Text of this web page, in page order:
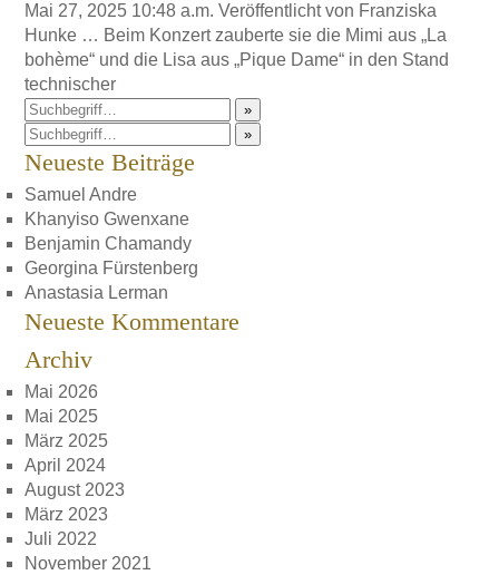
Mai 27, 2025 10:48 a.m. Veröffentlicht von Franziska
Hunke … Beim Konzert zauberte sie die Mimi aus „La
bohème“ und die Lisa aus „Pique Dame“ in den Stand
technischer
»
»
Neueste Beiträge
Samuel Andre
Khanyiso Gwenxane
Benjamin Chamandy
Georgina Fürstenberg
Anastasia Lerman
Neueste Kommentare
Archiv
Mai 2026
Mai 2025
März 2025
April 2024
August 2023
März 2023
Juli 2022
November 2021